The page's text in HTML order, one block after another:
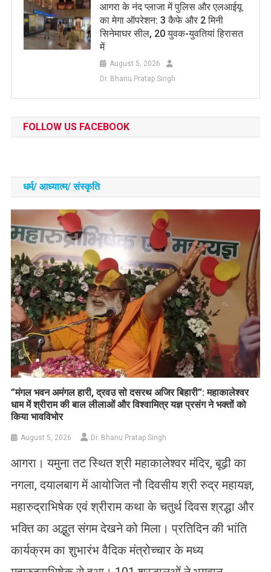
आगरा के नंद प्लाजा में पुलिस और एलआईयू
का मेगा ऑपरेशन: 3 कैफे और 2 मिनी
सिनेमाघर सील, 20 युवक-युवतियां हिरासत
में
August 5, 2026
Dr. Bhanu Pratap Singh
FOLLOW US FACEBOOK
धर्म/ आध्‍यात्‍म/ संस्‍कृति
​”मंगल भवन अमंगल हारी, द्रवउ सो दसरथ अजिर बिहारी”: महाकालेश्वर
धाम में श्रीराम की बाल लीलाओं और विश्वामित्र यज्ञ प्रसंग ने भक्तों को
किया भावविभोर
August 5, 2026 Dr. Bhanu Pratap Singh
आगरा। यमुना तट स्थित श्री महाकालेश्वर मंदिर, बूढ़ी का
नगला, दयालबाग में आयोजित नौ दिवसीय श्री रुद्र महायज्ञ,
महारुद्राभिषेक एवं श्रीराम कथा के चतुर्थ दिवस श्रद्धा और
भक्ति का अद्भुत संगम देखने को मिला। प्रतिदिन की भांति
कार्यक्रम का शुभारंभ वैदिक मंत्रोच्चार के मध्य